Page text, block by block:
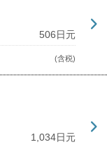
506日元
(含税)
1,034日元